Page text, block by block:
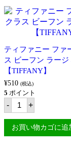
ブ
ロ
ス
ー
ブ
ラ
ジ
60g
【KNORR】
個
ティファニー ファ
ス ビーフン ラージ
【TIFFANY】
¥510 (税込)
5 ポイント
- テ
ィ
フ
ァ
ニ
+
お買い物カゴに追